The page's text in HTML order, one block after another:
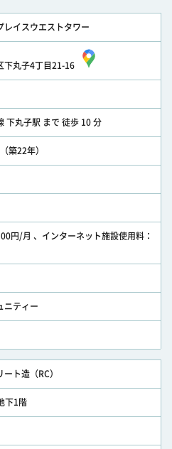
レイスウエストタワー
下丸子4丁目21-16
下丸子駅 まで 徒歩 10 分
築22年）
円/月 、インターネット施設使用料：
ニティー
ト造（RC）
下1階